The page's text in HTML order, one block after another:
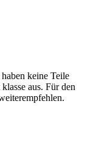
keine Teile
aus. Für den